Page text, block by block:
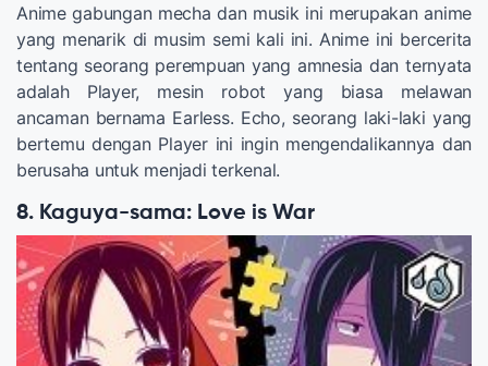
Anime gabungan mecha dan musik ini merupakan anime
yang menarik di musim semi kali ini. Anime ini bercerita
tentang seorang perempuan yang amnesia dan ternyata
adalah Player, mesin robot yang biasa melawan
ancaman bernama Earless. Echo, seorang laki-laki yang
bertemu dengan Player ini ingin mengendalikannya dan
berusaha untuk menjadi terkenal.
8. Kaguya-sama: Love is War